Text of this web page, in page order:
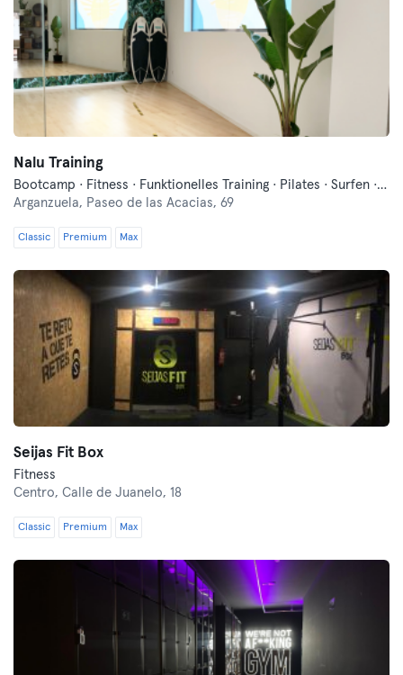
Nalu Training
Bootcamp · Fitness · Funktionelles Training · Pilates · Surfen · Urban Sports Club – Community Event · Yoga
Arganzuela, Paseo de las Acacias, 69
Classic Premium Max
Seijas Fit Box
Fitness
Centro, Calle de Juanelo, 18
Classic Premium Max